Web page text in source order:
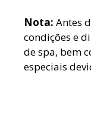
Nota: Antes
condições e
de spa, bem
especiais